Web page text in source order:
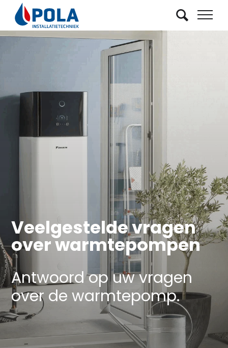
Veelgestelde vragen
over warmtepompen
Antwoord op uw vragen
over de warmtepomp.